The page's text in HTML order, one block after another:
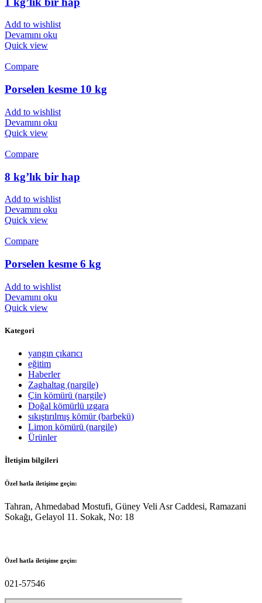
Add to wishlist
Devamını oku
Quick view
Compare
Porselen kesme 10 kg
Add to wishlist
Devamını oku
Quick view
Compare
8 kg’lık bir hap
Add to wishlist
Devamını oku
Quick view
Compare
Porselen kesme 6 kg
Add to wishlist
Devamını oku
Quick view
Kategori
yangın çıkarıcı
eğitim
Haberler
Zaghaltag (nargile)
Çin kömürü (nargile)
Doğal kömürlü ızgara
sıkıştırılmış kömür (barbekü)
Limon kömürü (nargile)
Ürünler
İletişim bilgileri
Özel hatla iletişime geçin:
Tahran, Ahmedabad Mostufi, Güney Veli Asr Caddesi, Ramazani
Sokağı, Gelayol 11. Sokak, No: 18
Özel hatla iletişime geçin:
021-57546